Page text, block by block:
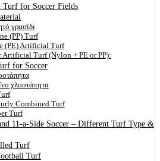
for Soccer Fields
γρασίδι
(PP) Turf
(PE) Artificial Turf
Artificial Turf (Nylon + PE or PP):
for Soccer
χλοοτάπητα
Combined Turf
Turf
11-a-Side Soccer – Different Turf Type &
Turf
Turf